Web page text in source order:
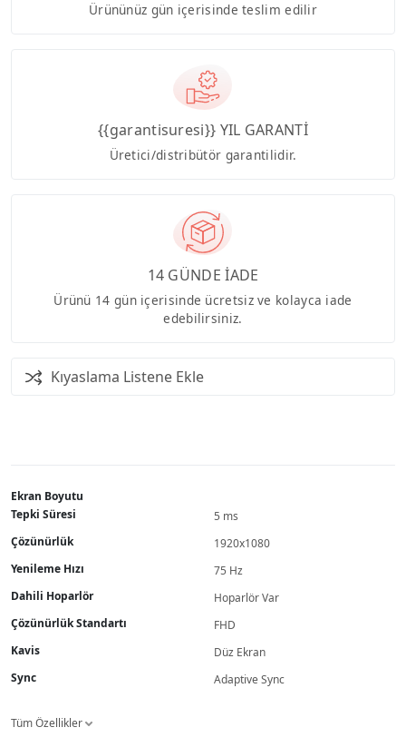
Ürününüz gün içerisinde teslim edilir
{{garantisuresi}} YIL GARANTİ
Üretici/distribütör garantilidir.
14 GÜNDE İADE
Ürünü 14 gün içerisinde ücretsiz ve kolayca iade
edebilirsiniz.
Kıyaslama Listene Ekle
Ekran Boyutu
Tepki Süresi
5 ms
Çözünürlük
1920x1080
Yenileme Hızı
75 Hz
Dahili Hoparlör
Hoparlör Var
Çözünürlük Standartı
FHD
Kavis
Düz Ekran
Sync
Adaptive Sync
Tüm Özellikler